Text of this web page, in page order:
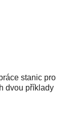
stanic pro
dvou příklady